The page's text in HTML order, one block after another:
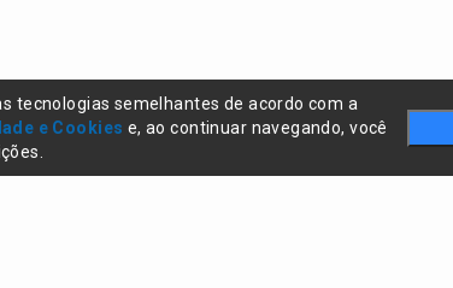
tecnologias semelhantes de acordo com a
e Cookies e, ao continuar navegando, você